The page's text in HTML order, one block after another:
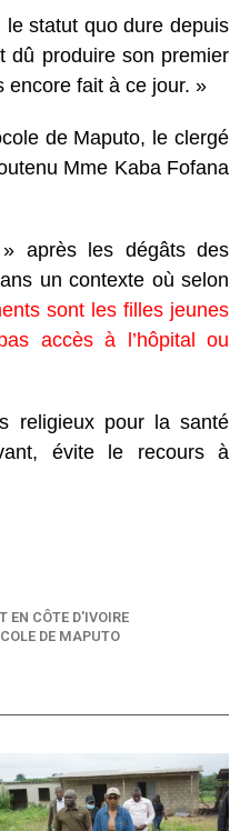
statut quo dure depuis
dû produire son premier
encore fait à ce jour. »
de Maputo, le clergé
Mme Kaba Fofana
après les dégâts des
un contexte où selon
sont les filles jeunes
accès à l’hôpital ou
religieux pour la santé
évite le recours à
EN CÔTE D'IVOIRE
DE MAPUTO